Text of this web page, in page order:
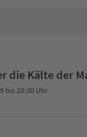
die Kälte der
bis 20:30 Uhr